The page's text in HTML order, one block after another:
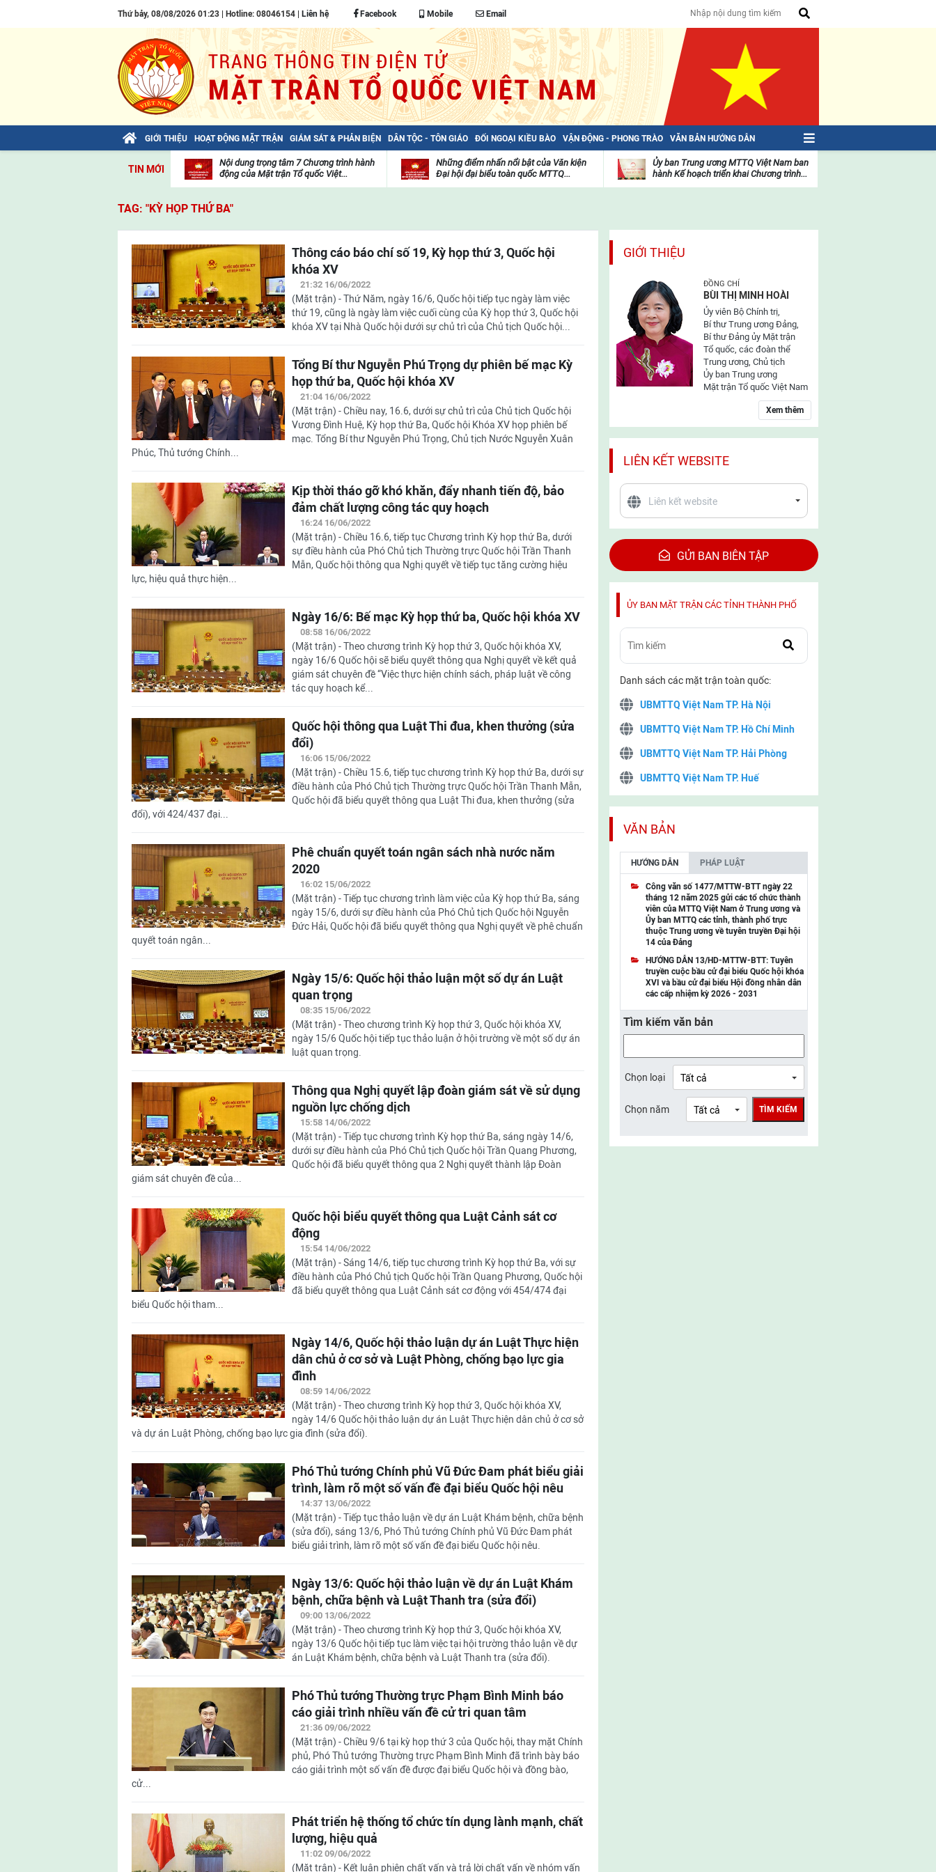
Thứ bảy, 08/08/2026 01:23 | Hotline: 08046154 | Liên hệ Facebook Mobile Email
GIỚI THIỆU HOẠT ĐỘNG MẶT TRẬN GIÁM SÁT & PHẢN BIỆN DÂN TỘC - TÔN GIÁO ĐỐI NGOẠI KIỀU BÀO VẬN ĐỘNG - PHONG TRÀO VĂN BẢN HƯỚNG DẪN
TIN MỚI
Bài viết của Tổng Bí thư Tô Lâm: TIẾN
viện
Nội dung trọng tâm 7 Chương trình hành
động của Mặt trận Tổ quốc Việt...
Những điểm nhấn nổi bật của Văn kiện
Đại hội đại biểu toàn quốc MTTQ...
mặt
trận
Ủy ban Trung ương MTTQ Việt Nam ban
hành Kế hoạch triển khai Chương trình...
TAG: "KỲ HỌP THỨ BA"
Thông cáo báo chí số 19, Kỳ họp thứ 3, Quốc hội
khóa XV
21:32 16/06/2022
(Mặt trận) - Thứ Năm, ngày 16/6, Quốc hội tiếp tục ngày làm việc
thứ 19, cũng là ngày làm việc cuối cùng của Kỳ họp thứ 3, Quốc hội
khóa XV tại Nhà Quốc hội dưới sự chủ trì của Chủ tịch Quốc hội...
Tổng Bí thư Nguyễn Phú Trọng dự phiên bế mạc Kỳ
họp thứ ba, Quốc hội khóa XV
21:04 16/06/2022
(Mặt trận) - Chiều nay, 16.6, dưới sự chủ trì của Chủ tịch Quốc hội
Vương Đình Huệ, Kỳ họp thứ Ba, Quốc hội Khóa XV họp phiên bế
mạc. Tổng Bí thư Nguyễn Phú Trọng, Chủ tịch Nước Nguyễn Xuân
Phúc, Thủ tướng Chính...
Kịp thời tháo gỡ khó khăn, đẩy nhanh tiến độ, bảo
đảm chất lượng công tác quy hoạch
16:24 16/06/2022
(Mặt trận) - Chiều 16.6, tiếp tục Chương trình Kỳ họp thứ Ba, dưới
sự điều hành của Phó Chủ tịch Thường trực Quốc hội Trần Thanh
Mẫn, Quốc hội thông qua Nghị quyết về tiếp tục tăng cường hiệu
lực, hiệu quả thực hiện...
Ngày 16/6: Bế mạc Kỳ họp thứ ba, Quốc hội khóa XV
08:58 16/06/2022
(Mặt trận) - Theo chương trình Kỳ họp thứ 3, Quốc hội khóa XV,
ngày 16/6 Quốc hội sẽ biểu quyết thông qua Nghị quyết về kết quả
giám sát chuyên đề “Việc thực hiện chính sách, pháp luật về công
tác quy hoạch kể...
Quốc hội thông qua Luật Thi đua, khen thưởng (sửa
đổi)
16:06 15/06/2022
(Mặt trận) - Chiều 15.6, tiếp tục chương trình Kỳ họp thứ Ba, dưới sự
điều hành của Phó Chủ tịch Thường trực Quốc hội Trần Thanh Mẫn,
Quốc hội đã biểu quyết thông qua Luật Thi đua, khen thưởng (sửa
đổi), với 424/437 đại...
Phê chuẩn quyết toán ngân sách nhà nước năm
2020
16:02 15/06/2022
(Mặt trận) - Tiếp tục chương trình làm việc của Kỳ họp thứ Ba, sáng
ngày 15/6, dưới sự điều hành của Phó Chủ tịch Quốc hội Nguyễn
Đức Hải, Quốc hội đã biểu quyết thông qua Nghị quyết về phê chuẩn
quyết toán ngân...
Ngày 15/6: Quốc hội thảo luận một số dự án Luật
quan trọng
08:35 15/06/2022
(Mặt trận) - Theo chương trình Kỳ họp thứ 3, Quốc hội khóa XV,
ngày 15/6 Quốc hội tiếp tục thảo luận ở hội trường về một số dự án
luật quan trọng.
Thông qua Nghị quyết lập đoàn giám sát về sử dụng
nguồn lực chống dịch
15:58 14/06/2022
(Mặt trận) - Tiếp tục chương trình Kỳ họp thứ Ba, sáng ngày 14/6,
dưới sự điều hành của Phó Chủ tịch Quốc hội Trần Quang Phương,
Quốc hội đã biểu quyết thông qua 2 Nghị quyết thành lập Đoàn
giám sát chuyên đề của...
Quốc hội biểu quyết thông qua Luật Cảnh sát cơ
động
15:54 14/06/2022
(Mặt trận) - Sáng 14/6, tiếp tục chương trình Kỳ họp thứ Ba, với sự
điều hành của Phó Chủ tịch Quốc hội Trần Quang Phương, Quốc hội
đã biểu quyết thông qua Luật Cảnh sát cơ động với 454/474 đại
biểu Quốc hội tham...
Ngày 14/6, Quốc hội thảo luận dự án Luật Thực hiện
dân chủ ở cơ sở và Luật Phòng, chống bạo lực gia
đình
08:59 14/06/2022
(Mặt trận) - Theo chương trình Kỳ họp thứ 3, Quốc hội khóa XV,
ngày 14/6 Quốc hội thảo luận dự án Luật Thực hiện dân chủ ở cơ sở
và dự án Luật Phòng, chống bạo lực gia đình (sửa đổi).
Phó Thủ tướng Chính phủ Vũ Đức Đam phát biểu giải
trình, làm rõ một số vấn đề đại biểu Quốc hội nêu
14:37 13/06/2022
(Mặt trận) - Tiếp tục thảo luận về dự án Luật Khám bệnh, chữa bệnh
(sửa đổi), sáng 13/6, Phó Thủ tướng Chính phủ Vũ Đức Đam phát
biểu giải trình, làm rõ một số vấn đề đại biểu Quốc hội nêu.
Ngày 13/6: Quốc hội thảo luận về dự án Luật Khám
bệnh, chữa bệnh và Luật Thanh tra (sửa đổi)
09:00 13/06/2022
(Mặt trận) - Theo chương trình Kỳ họp thứ 3, Quốc hội khóa XV,
ngày 13/6 Quốc hội tiếp tục làm việc tại hội trường thảo luận về dự
án Luật Khám bệnh, chữa bệnh và Luật Thanh tra (sửa đổi).
Phó Thủ tướng Thường trực Phạm Bình Minh báo
cáo giải trình nhiều vấn đề cử tri quan tâm
21:36 09/06/2022
(Mặt trận) - Chiều 9/6 tại kỳ họp thứ 3 của Quốc hội, thay mặt Chính
phủ, Phó Thủ tướng Thường trực Phạm Bình Minh đã trình bày báo
cáo giải trình một số vấn đề được đại biểu Quốc hội và đồng bào,
cử...
Phát triển hệ thống tổ chức tín dụng lành mạnh, chất
lượng, hiệu quả
11:02 09/06/2022
(Mặt trận) - Kết luận phiên chất vấn và trả lời chất vấn về nhóm vấn
GIỚI THIỆU
ĐỒNG CHÍ
BÙI THỊ MINH HOÀI
Ủy viên Bộ Chính trị,
Bí thư Trung ương Đảng,
Bí thư Đảng ủy Mặt trận
Tổ quốc, các đoàn thể
Trung ương, Chủ tịch
Ủy ban Trung ương
Mặt trận Tổ quốc Việt Nam
Xem thêm
LIÊN KẾT WEBSITE
GỬI BAN BIÊN TẬP
ỦY BAN MẶT TRẬN CÁC TỈNH THÀNH PHỐ
Danh sách các mặt trận toàn quốc:
UBMTTQ Việt Nam TP. Hà Nội
UBMTTQ Việt Nam TP. Hồ Chí Minh
UBMTTQ Việt Nam TP. Hải Phòng
UBMTTQ Việt Nam TP. Huế
UBMTTQ Việt Nam TP. Cần Thơ
UBMTTQ Việt Nam tỉnh Quảng Ninh
UBMTTQ Việt Nam tỉnh Cao Bằng
UBMTTQ Việt Nam tỉnh Lạng Sơn
UBMTTQ Việt Nam tỉnh Lai Châu
UBMTTQ Việt Nam tỉnh Điện Biên
UBMTTQ Việt Nam tỉnh Sơn La
UBMTTQ Việt Nam tỉnh Thanh Hóa
UBMTTQ Việt Nam tỉnh Nghệ An
UBMTTQ Việt Nam tỉnh Lào Cai
UBMTTQ Việt Nam tỉnh Thái Nguyên
VĂN BẢN
HƯỚNG DẪN PHÁP LUẬT
Công văn số 1477/MTTW-BTT ngày 22
tháng 12 năm 2025 gửi các tổ chức thành
viên của MTTQ Việt Nam ở Trung ương và
Ủy ban MTTQ các tỉnh, thành phố trực
thuộc Trung ương về tuyên truyền Đại hội
14 của Đảng
HƯỚNG DẪN 13/HD-MTTW-BTT: Tuyên
truyền cuộc bầu cử đại biểu Quốc hội khóa
XVI và bầu cử đại biểu Hội đồng nhân dân
các cấp nhiệm kỳ 2026 - 2031
Tìm kiếm văn bản
Chọn loại
Chọn năm TÌM KIẾM